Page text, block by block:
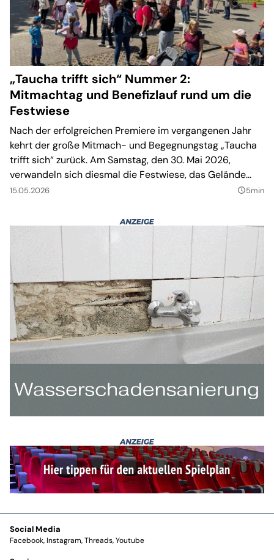
„Taucha trifft sich“ Nummer 2:
Mitmachtag und Benefizlauf rund um die
Festwiese
Nach der erfolgreichen Premiere im vergangenen Jahr
kehrt der große Mitmach- und Begegnungstag „Taucha
trifft sich“ zurück. Am Samstag, den 30. Mai 2026,
verwandeln sich diesmal die Festwiese, das Gelände
rund um die Grundschule Am Park, die Mehrzweckhalle
Familienfest voller Bewegung, Musik und
Mitmachaktionen.
15.05.2026 query_builder5min
Social Media
Facebook Instagram Threads Youtube